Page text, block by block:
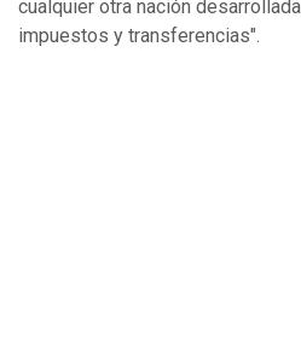
cualquier otra nación
impuestos y transferencias".